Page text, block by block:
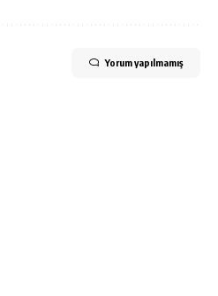
Yorum yapılmamış